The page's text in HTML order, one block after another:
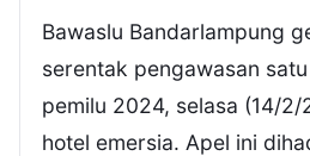
Bawaslu Bandarlampung
serentak pengawasan
pemilu 2024, selasa (14/
hotel emersia. Apel ini